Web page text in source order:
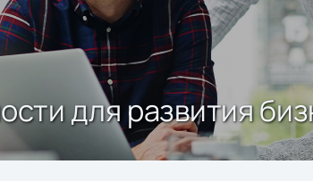
для развития